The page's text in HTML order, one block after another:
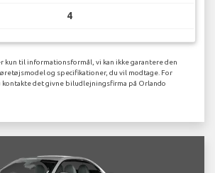
4
kun til informationsformål, vi kan ikke garantere den
og specifikationer, du vil modtage. For
kontakte det givne biludlejningsfirma på Orlando